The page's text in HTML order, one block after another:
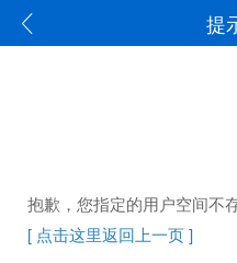
提
抱歉，您指定的用户空间不
[ 点击这里返回上一页 ]